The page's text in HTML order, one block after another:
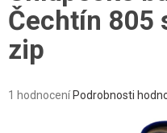
Čechtín 805
zip
Průměrné
1 hodnocení Podrobnosti